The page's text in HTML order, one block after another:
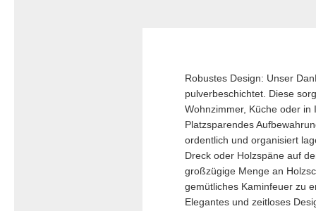
Robustes Design: Unser
pulverbeschichtet. Diese
Wohnzimmer, Küche oder in
Platzsparendes
ordentlich und organisiert
Dreck oder Holzspäne auf
großzügige Menge an
gemütliches Kaminfeuer zu
Elegantes und zeitloses